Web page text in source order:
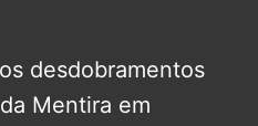
desdobramentos
Mentira em